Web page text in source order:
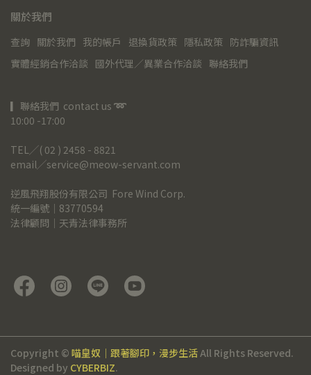
關於我們
查詢 關於我們 我的帳戶 退換貨政策 隱私政策 防詐騙資訊
實體經銷合作洽談 國外代理／異業合作洽談 聯絡我們
▎聯絡我們  contact us ➿
10:00 -17:00
TEL╱( 02 ) 2458 - 8821
email╱service@meow-servant.com
逆風飛翔股份有限公司  Fore Wind Corp.
統一編號｜83770594
法律顧問｜天青法律事務所
Copyright © 喵皇奴｜跟著腳印，漫步生活All Rights Reserved.
Designed by CYBERBIZ.